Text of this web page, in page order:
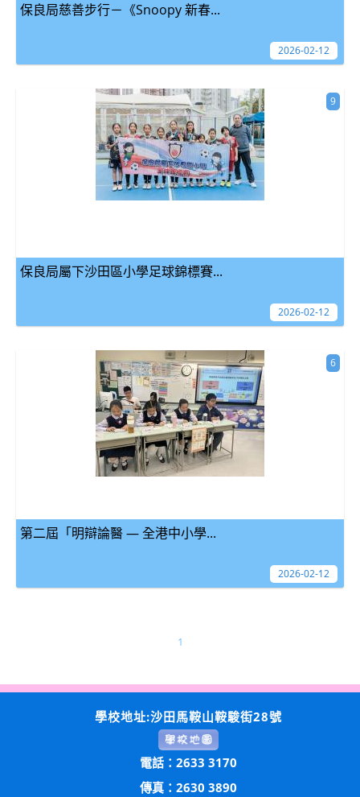
保良局慈善步行－《Snoopy 新春...
2026-02-12
保良局屬下沙田區小學足球錦標賽...
9
2026-02-12
第二屆「明辯論醫 — 全港中小學...
6
2026-02-12
1
學校地址:沙田馬鞍山鞍駿街28號
電話：2633 3170
傳真：2630 3890